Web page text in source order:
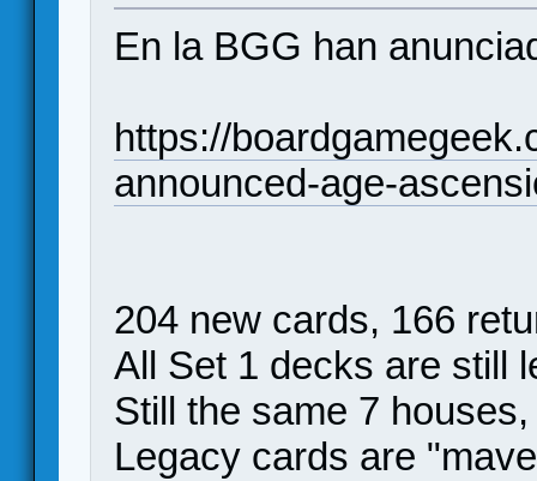
En la BGG han
https://
announced-age-
204 new cards, 166
All Set 1 decks are still
Still the same 7
Legacy cards are